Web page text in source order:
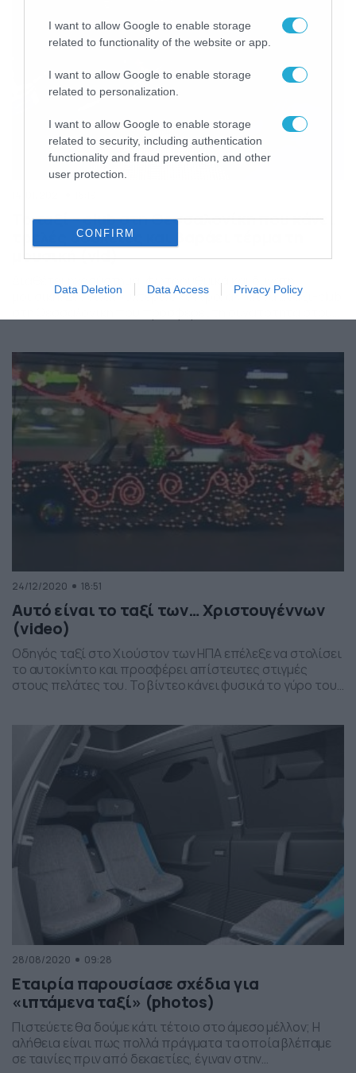
I want to allow Google to enable storage
related to functionality of the website or app.
I want to allow Google to enable storage
related to personalization.
I want to allow Google to enable storage
related to security, including authentication
functionality and fraud prevention, and other
user protection.
CONFIRM
Data Deletion Data Access Privacy Policy
Το ταξί – club στη Θεσσαλονίκη που κάνει
τρελές δουλειές και βαράει τέρμα τη
μουσική (vid)
Διαθέτει ηχοσύστημα, φωτορυθμικά και δυνατή
μουσική. Δεν είναι νυχτερινό κέντρο, αλλά ένα …ταξί-club
Μπέκιος στο ΑΠΕ-ΜΠΕ, είναι κυρίως νέοι από 18 έως και
40 ετών, ενώ μια βόλτα – έξοδος με […]
24/12/2020 18:51
Αυτό είναι το ταξί των… Χριστουγέννων
(video)
Οδηγός ταξί στο Χιούστον των ΗΠΑ επέλεξε να στολίσει
το αυτοκίνητο και προσφέρει απίστευτες στιγμές
στους πελάτες του. Το βίντεο κάνει φυσικά το γύρο του
το στο βίντεο στο πάνω μέρος της οθόνης…
28/08/2020 09:28
Εταιρία παρουσίασε σχέδια για
«ιπτάμενα ταξί» (photos)
Πιστεύετε θα δούμε κάτι τέτοιο στο άμεσο μέλλον; Η
αλήθεια είναι πως πολλά πράγματα τα οποία βλέπαμε
σε ταινίες πριν από δεκαετίες, έγιναν στην